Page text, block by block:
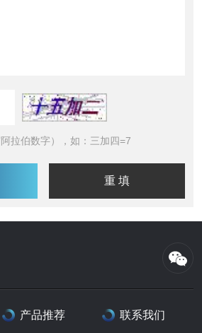
拉伯数字），如：三加四=7
产品推荐 联系我们